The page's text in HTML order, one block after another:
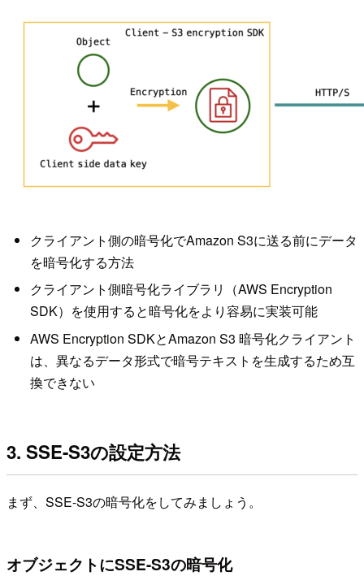
クライアント側の暗号化でAmazon S3に送る前にデータ
を暗号化する方法
クライアント側暗号化ライブラリ（AWS Encryption
SDK）を使用すると暗号化をより容易に実装可能
AWS Encryption SDKとAmazon S3 暗号化クライアント
は、異なるデータ形式で暗号テキストを生成するため互
換できない
3. SSE-S3の設定方法
まず、SSE-S3の暗号化をしてみましょう。
オブジェクトにSSE-S3の暗号化